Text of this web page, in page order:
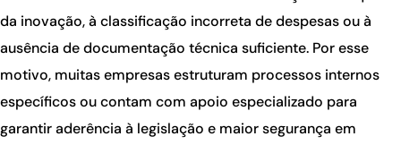
da inovação, à classificação incorreta de despesas ou à
ausência de documentação técnica suficiente. Por esse
motivo, muitas empresas estruturam processos internos
específicos ou contam com apoio especializado para
garantir aderência à legislação e maior segurança em